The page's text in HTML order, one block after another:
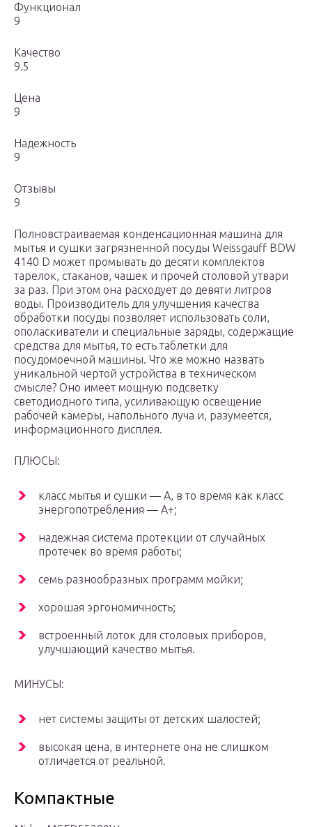
Функционал
9
Качество
9.5
Цена
9
Надежность
9
Отзывы
9
Полновстраиваемая конденсационная машина для
мытья и сушки загрязненной посуды Weissgauff BDW
4140 D может промывать до десяти комплектов
тарелок, стаканов, чашек и прочей столовой утвари
за раз. При этом она расходует до девяти литров
воды. Производитель для улучшения качества
обработки посуды позволяет использовать соли,
ополаскиватели и специальные заряды, содержащие
средства для мытья, то есть таблетки для
посудомоечной машины. Что же можно назвать
уникальной чертой устройства в техническом
смысле? Оно имеет мощную подсветку
светодиодного типа, усиливающую освещение
рабочей камеры, напольного луча и, разумеется,
информационного дисплея.
ПЛЮСЫ:
класс мытья и сушки — A, в то время как класс
энергопотребления — A+;
надежная система протекции от случайных
протечек во время работы;
семь разнообразных программ мойки;
хорошая эргономичность;
встроенный лоток для столовых приборов,
улучшающий качество мытья.
МИНУСЫ:
нет системы защиты от детских шалостей;
высокая цена, в интернете она не слишком
отличается от реальной.
Компактные